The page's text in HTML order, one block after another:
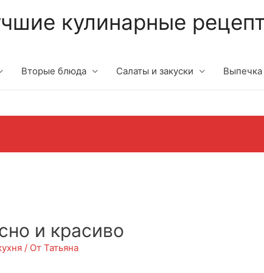
кулинарные
Вторые блюда Салаты и закуски Выпечка
и красиво
/ ОтТатьяна